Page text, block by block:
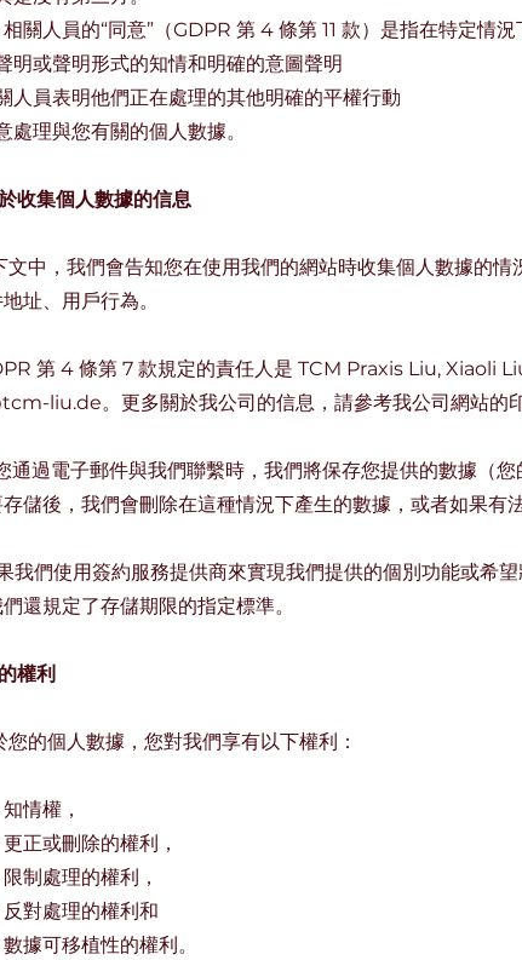
相關人員的“同意”（GDPR 第 4 條第 11 款）是指在特定情
明或聲明形式的知情和明確的意圖聲明
人員表明他們正在處理的其他明確的平權行動
處理與您有關的個人數據。
收集個人數據的信息
文中，我們會告知您在使用我們的網站時收集個人數據的
址、用戶行為。
第 4 條第 7 款規定的責任人是 TCM Praxis Liu,
liu.de。更多關於我公司的信息，請參考我公司網站的
通過電子郵件與我們聯繫時，我們將保存您提供的數據（
儲後，我們會刪除在這種情況下產生的數據，或者如果有
我們使用簽約服務提供商來實現我們提供的個別功能或希
還規定了存儲期限的指定標準。
權利
您的個人數據，您對我們享有以下權利：
知情權，
更正或刪除的權利，
限制處理的權利，
反對處理的權利和
數據可移植性的權利。